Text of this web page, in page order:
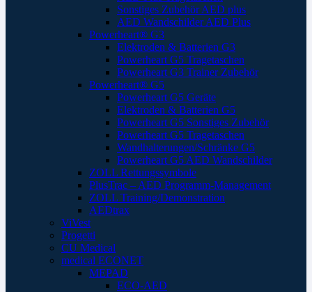
Sonstiges Zubehör AED plus
AED Wandschilder AED Plus
Powerheart® G3
Elektroden & Batterien G3
Powerheart G5 Tragetaschen
Powerheart G3 Trainer Zubehör
Powerheart® G5
Powerheart G5 Geräte
Elektroden & Batterien G5
Powerheart G5 Sonstiges Zubehör
Powerheart G5 Tragetaschen
Wandhalterungen/Schränke G5
Powerheart G5 AED Wandschilder
ZOLL Rettungssymbole
PlusTrac – AED Programm-Management
ZOLL Training/Demonstration
AEDtrax
ViVest
Progetti
CU Medical
medical ECONET
MEPAD
ECO-AED